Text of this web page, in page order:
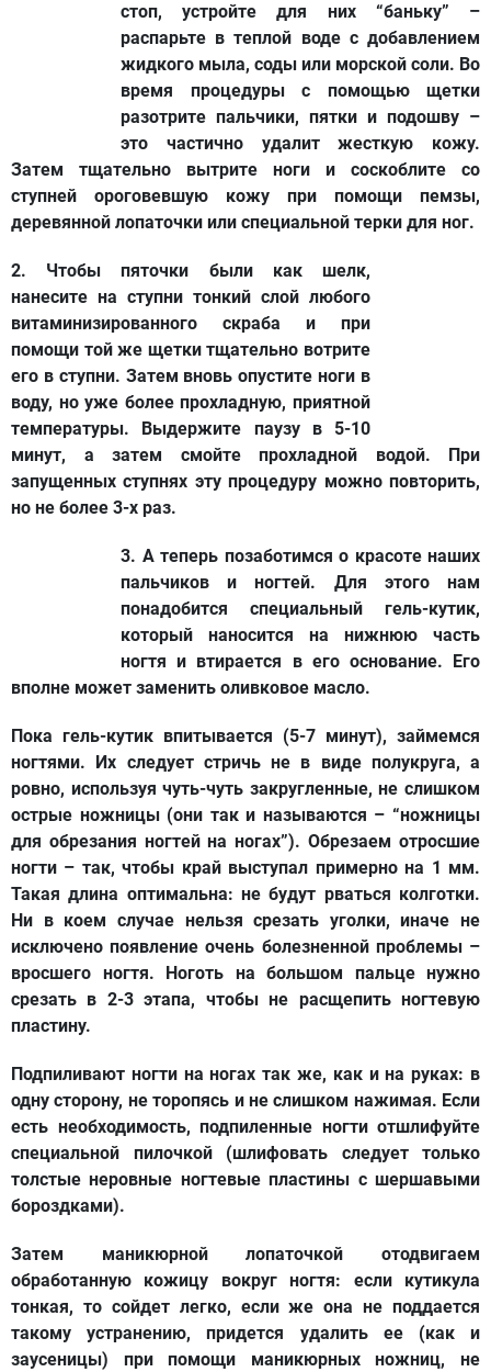
стоп, устройте для них “баньку” –
распарьте в теплой воде с добавлением
жидкого мыла, соды или морской соли. Во
время процедуры с помощью щетки
разотрите пальчики, пятки и подошву –
это частично удалит жесткую кожу.
Затем тщательно вытрите ноги и соскоблите со
ступней ороговевшую кожу при помощи пемзы,
деревянной лопаточки или специальной терки для ног.
2. Чтобыпяточки были как шелк,
нанесите на ступни тонкий слой любого
витаминизированного скраба и при
помощи той же щетки тщательно вотрите
его в ступни. Затем вновь опустите ноги в
воду, но уже более прохладную, приятной
температуры. Выдержите паузу в 5-10
минут, а затем смойте прохладной водой. При
запущенных ступнях эту процедуру можно повторить,
но не более 3-х раз.
3. А теперь позаботимся о красоте наших
пальчиков и ногтей. Для этого нам
понадобится специальный гель-кутик,
который наносится на нижнюю часть
ногтя и втирается в его основание. Его
вполне может заменить оливковое масло.
Пока гель-кутик впитывается (5-7 минут), займемся
ногтями. Их следует стричь не в виде полукруга, а
ровно, используя чуть-чуть закругленные, не слишком
острые ножницы (они так и называются – “ножницы
для обрезания ногтей на ногах”). Обрезаем отросшие
ногти – так, чтобы край выступал примерно на 1 мм.
Такая длина оптимальна: не будут рваться колготки.
Ни в коем случае нельзя срезать уголки, иначе не
исключено появление очень болезненной проблемы –
вросшего ногтя. Ноготь на большом пальце нужно
срезать в 2-3 этапа, чтобы не расщепить ногтевую
пластину.
Подпиливают ногти на ногах так же, как и на руках: в
одну сторону, не торопясь и не слишком нажимая. Если
есть необходимость, подпиленные ногти отшлифуйте
специальной пилочкой (шлифовать следует только
толстые неровные ногтевые пластины с шершавыми
бороздками).
Затем маникюрной лопаточкой отодвигаем
обработанную кожицу вокруг ногтя: если кутикула
тонкая, то сойдет легко, если же она не поддается
такому устранению, придется удалить ее (как и
заусеницы) при помощи маникюрных ножниц, не